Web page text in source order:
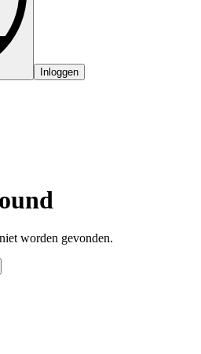
Inloggen
worden gevonden.